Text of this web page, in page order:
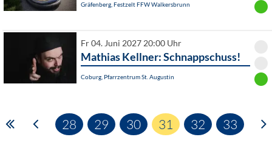
Gräfenberg, Festzelt FFW Walkersbrunn
Fr 04. Juni 2027 20:00 Uhr
Mathias Kellner: Schnappschuss!
Coburg, Pfarrzentrum St. Augustin
28 29 30 31 32 33